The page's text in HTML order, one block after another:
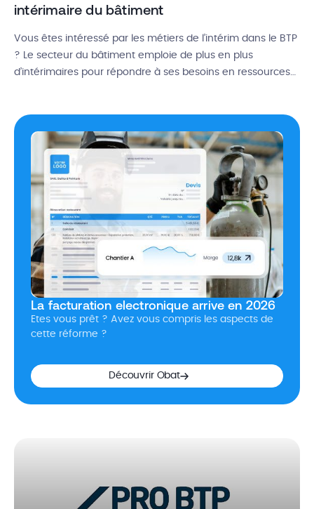
intérimaire du bâtiment
Vous êtes intéressé par les métiers de l’intérim dans le BTP
? Le secteur du bâtiment emploie de plus en plus
d’intérimaires pour répondre à ses besoins en ressources
l’intérim dans le BTP, comment ça fonctionne […]
La facturation electronique arrive en 2026
Etes vous prêt ? Avez vous compris les aspects de
cette réforme ?
Découvrir Obat